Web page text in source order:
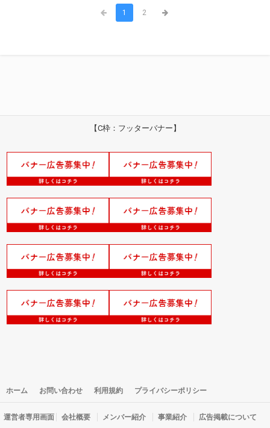
1 2
【C枠：フッターバナー】
ホーム お問い合わせ 利用規約 プライバシーポリシー
運営者専用画面 会社概要 メンバー紹介 事業紹介 広告掲載について